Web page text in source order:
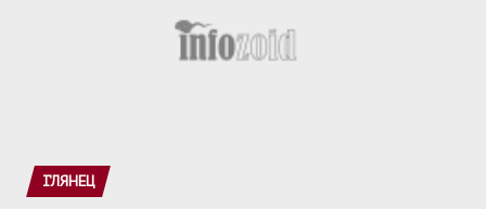
ГЛЯНЕЦ